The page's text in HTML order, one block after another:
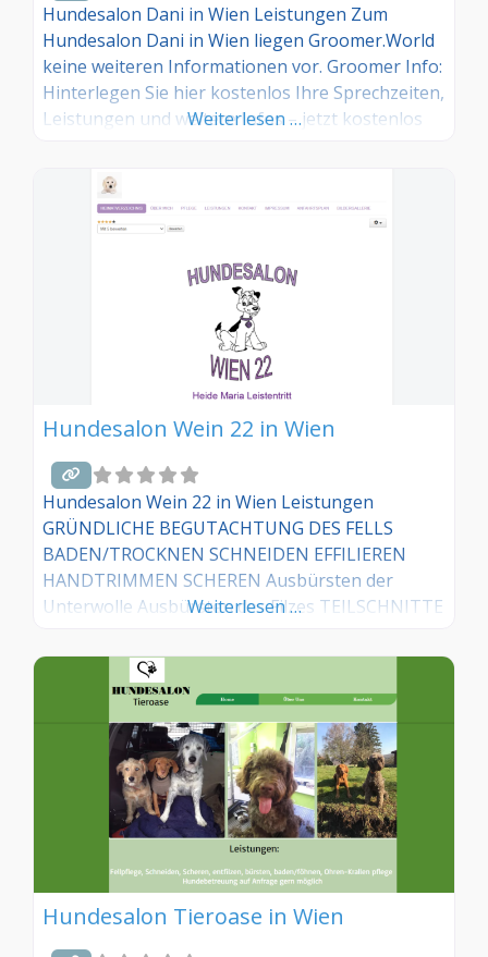
Hundesalon Dani in Wien Leistungen Zum
Hundesalon Dani in Wien liegen Groomer.World
keine weiteren Informationen vor. Groomer Info:
Hinterlegen Sie hier kostenlos Ihre Sprechzeiten,
Leistungen und weitere Infos – jetzt kostenlos
Dann teilen Sie Ihre Erfahrungen über die
Kommentarfunktion unten mit anderen
Hundebesitzer/innen!
Weiterlesen …
Hundesalon Wein 22 in Wien
Hundesalon Wein 22 in Wien Leistungen
GRÜNDLICHE BEGUTACHTUNG DES FELLS
BADEN/TROCKNEN SCHNEIDEN EFFILIEREN
HANDTRIMMEN SCHEREN Ausbürsten der
Unterwolle Ausbürsten des Filzes TEILSCHNITTE
Weiterlesen …
Hundesalon Tieroase in Wien